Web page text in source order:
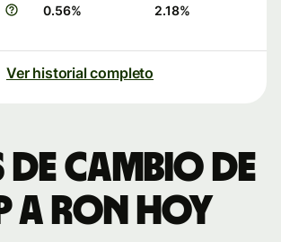
0.56% 2.18%
Ver historial completo
de cambio de
a RON hoy